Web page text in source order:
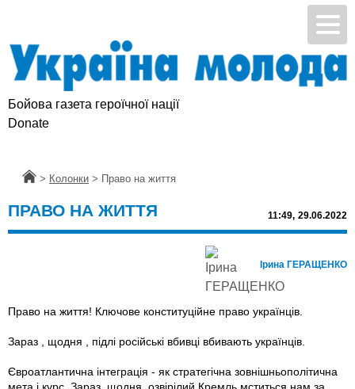
Бойова газета героїчної нації
Donate
Головна
> Колонки > Право на життя
ПРАВО НА ЖИТТЯ 11:49, 29.06.2022
Ірина ГЕРАЩЕНКО
Право на життя! Ключове конституційне право українців.
Зараз , щодня , підлі російські вбивці вбивають українців.
Євроатлантична інтеграція - як стратегічна зовнішньополітична